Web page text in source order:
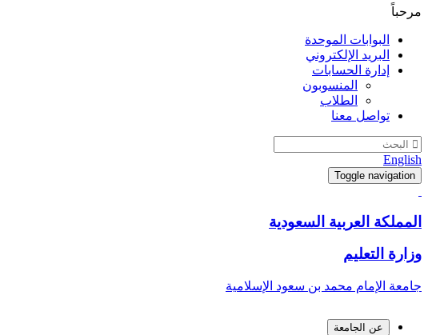
مرحباً
البوابات الموحدة
البريد الإلكتروني
إدارة الحسابات
المنسوبون
الطلاب
تواصل معنا
English
Toggle navigation
المملكة العربية السعودية
وزارة التعليم
جامعة الإمام محمد بن سعود الإسلامية
عن الجامعة